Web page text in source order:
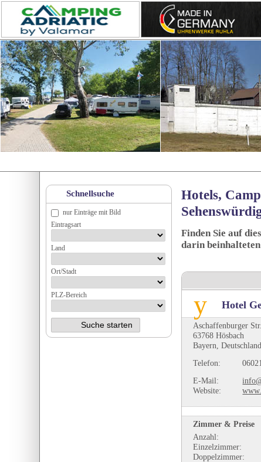
Hotels,
Finden Sie auf
darin
Hotel
Aschaffenburger
63768 Hösbach
Bayern, Deutschland
Telefon:
E-Mail:
Website:
Zimmer & Preise
Anzahl:
Einzelzimmer:
Doppelzimmer:
Schnellsuche
nur Einträge mit Bild
Eintragsart
Land
Ort/Stadt
PLZ-Bereich